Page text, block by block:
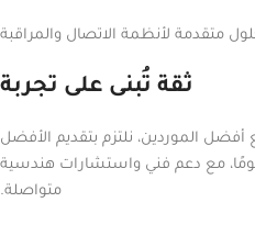
متقدمة لأنظمة الاتصال والمراقبة
ثقة تُبنى على تجربة
أفضل الموردين، نلتزم بتقديم الأفضل
مع دعم فني واستشارات هندسية
متواصلة.